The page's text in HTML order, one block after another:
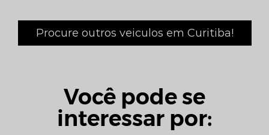
Procure outros veiculos em Curitiba!
Você pode se
interessar por: